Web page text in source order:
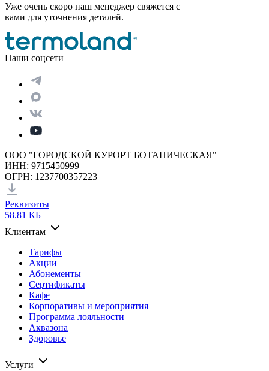
Уже очень скоро наш менеджер свяжется с
вами для уточнения деталей.
Наши соцсети
ООО "ГОРОДСКОЙ КУРОРТ БОТАНИЧЕСКАЯ"
ИНН: 9715450999
ОГРН: 1237700357223
Реквизиты
58.81 КБ
Клиентам
Тарифы
Акции
Абонементы
Сертификаты
Кафе
Корпоративы и мероприятия
Программа лояльности
Аквазона
Здоровье
Услуги